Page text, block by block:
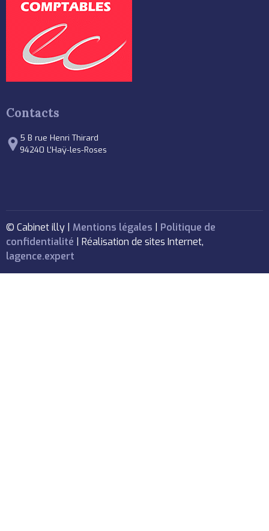
Contacts
5 B rue Henri Thirard
94240 L’Haÿ-les-Roses
© Cabinet illy | Mentions légales
Politique de
confidentialité | Réalisation de sites Internet,
lagence.expert